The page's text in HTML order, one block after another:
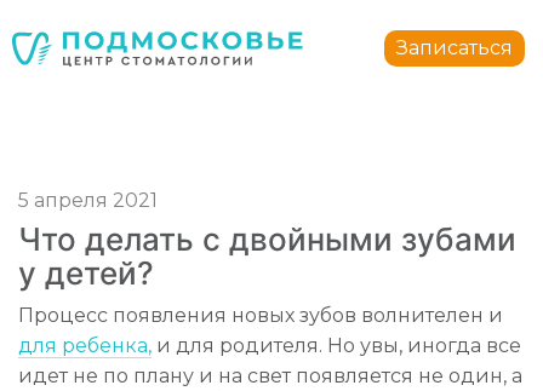
150040 ,Россия ,Ярославская область , Ярославль,ул.
Записаться
5 апреля 2021
Что делать с двойными зубами
у детей?
Стоматология Подмосковье
150040 ,Россия ,Ярославская область Ярославль,
+7 4852 74-45-45 mail@mc-podmoskovie.ru
Стоматология Подмосковье
150040 ,Россия ,Ярославская область Ярославль,
+7 4852 74-45-45 mail@mc-podmoskovie.ru
Процесс появления новых зубов волнителен и
для ребенка, и для родителя. Но увы, иногда все
идет не по плану и на свет появляется не один, а